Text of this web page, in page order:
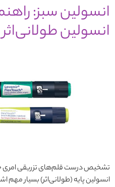
انسولین سبز:
انسولین طولانی‌اثر
تشخیص درست قلم‌های تزریقی امری
انسولین پایه (طولانی‌اثر) بسیار مهم